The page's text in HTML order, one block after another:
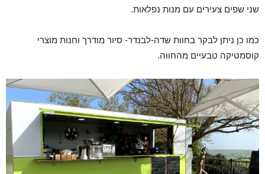
שני שפים צעירים עם מנות נפלאות.
כמו כן ניתן לבקר בחוות שדה-לבנדר- סיור מודרך וחנות מוצרי
קוסמטיקה טבעיים מהחווה.